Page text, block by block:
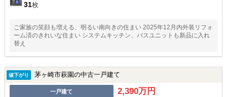
31枚
ご家族の笑顔も増える、明るい南向きの住まい 2025年12月内外装リフォ
ーム済のきれいな住まい システムキッチン、バスユニットも新品に入れ
替え
値下がり 茅ヶ崎市萩園の中古一戸建て
一戸建て 2,390万円